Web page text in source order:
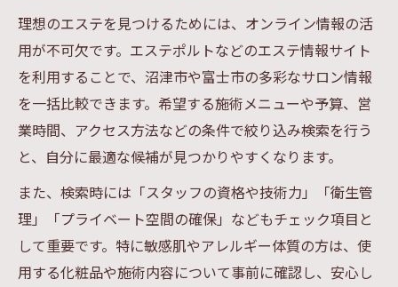
理想のエステを見つけるためには、オンライン情報の活
用が不可欠です。エステポルトなどのエステ情報サイト
を利用することで、沼津市や富士市の多彩なサロン情報
を一括比較できます。希望する施術メニューや予算、営
業時間、アクセス方法などの条件で絞り込み検索を行う
と、自分に最適な候補が見つかりやすくなります。
また、検索時には「スタッフの資格や技術力」「衛生管
理」「プライベート空間の確保」などもチェック項目と
して重要です。特に敏感肌やアレルギー体質の方は、使
用する化粧品や施術内容について事前に確認し、安心し